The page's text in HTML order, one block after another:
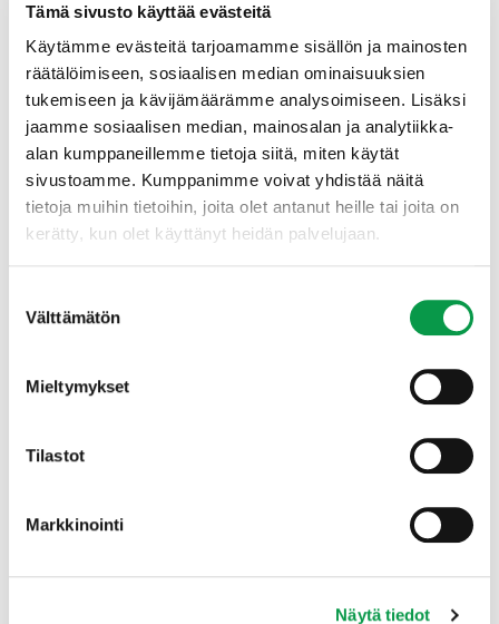
Tämä sivusto käyttää evästeitä
Käytämme evästeitä tarjoamamme sisällön ja mainosten
räätälöimiseen, sosiaalisen median ominaisuuksien
tukemiseen ja kävijämäärämme analysoimiseen. Lisäksi
jaamme sosiaalisen median, mainosalan ja analytiikka-
alan kumppaneillemme tietoja siitä, miten käytät
sivustoamme. Kumppanimme voivat yhdistää näitä
tietoja muihin tietoihin, joita olet antanut heille tai joita on
kerätty, kun olet käyttänyt heidän palvelujaan.
valinta
Välttämätön
Mieltymykset
Tilastot
Markkinointi
Näytä tiedot
Metsät ja kaavoitus -hankkeen loppuraportti
Maisematyölupamenettelyn sujuvoittaminen ja
uudet tavat edistää metsien maisema-arvojen
turvaamista ja maiseman hoitamista -
väliraportti 2018 (pdf)
Yleiskaavan metsätaloudellisten vaikutusten
arvioinnin kehittäminen 2016 (pdf)
Yleiskaava-alueiden
maisematyölupamenettelyjen kehittäminen
2016 (pdf)
maisematyölupaan -raportti 2015 (pdf)
Metsät ja kaavoitus – tietoa metsänomistajille ja
kunnille